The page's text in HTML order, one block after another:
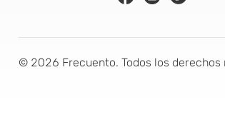
© 2026 Frecuento. Todos los derechos